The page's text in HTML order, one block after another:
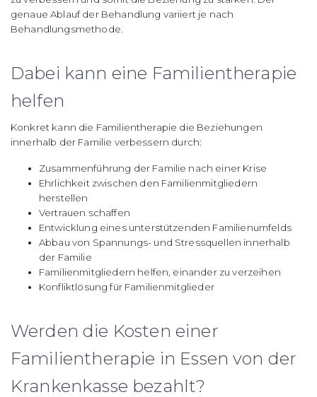
genaue Ablauf der Behandlung variiert je nach
Behandlungsmethode.
Dabei kann eine Familientherapie
helfen
Konkret kann die Familientherapie die Beziehungen
innerhalb der Familie verbessern durch:
Zusammenführung der Familie nach einer Krise
Ehrlichkeit zwischen den Familienmitgliedern
herstellen
Vertrauen schaffen
Entwicklung eines unterstützenden Familienumfelds
Abbau von Spannungs- und Stressquellen innerhalb
der Familie
Familienmitgliedern helfen, einander zu verzeihen
Konfliktlösung für Familienmitglieder
Werden die Kosten einer
Familientherapie in Essen von der
Krankenkasse bezahlt?